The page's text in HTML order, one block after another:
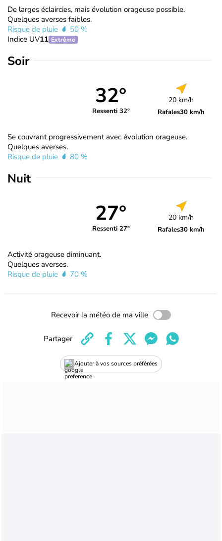
De larges éclaircies, mais évolution orageuse possible.
Quelques averses faibles.
Risque de pluie
50 %
Indice UV11 Extrême
Soir
32°
Ressenti 32°
20 km/h
Rafales30 km/h
Se couvrant progressivement avec évolution orageuse.
Quelques averses.
Risque de pluie
80 %
Nuit
27°
Ressenti 27°
20 km/h
Rafales30 km/h
Activité orageuse diminuant.
Quelques averses.
Risque de pluie
70 %
Recevoir la météo de ma ville
Ajouter à vos sources préférées
Partager